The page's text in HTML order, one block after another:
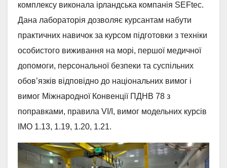
комплексу виконала ірландська компанія SEFtec.
Дана лабораторія дозволяє курсантам набути
практичних навичок за курсом підготовки з техніки
особистого виживання на морі, першої медичної
допомоги, персональної безпеки та суспільних
обов’язків відповідно до національних вимог і
вимог Міжнародної Конвенції ПДНВ 78 з
поправками, правила VI/I, вимог модельних курсів
IMO 1.13, 1.19, 1.20, 1.21.